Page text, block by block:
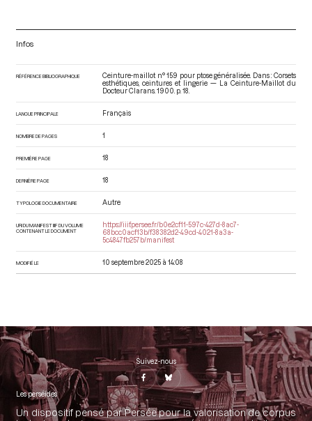
Infos
RÉFÉRENCE BIBLIOGRAPHIQUE
Ceinture-maillot n° 159 pour ptose généralisée. Dans : Corsets
esthétiques, ceintures et lingerie — La Ceinture-Maillot du
Docteur Clarans . 1900. p. 18.
LANGUE PRINCIPALE Français
NOMBRE DE PAGES 1
PREMIÈRE PAGE 18
DERNIÈRE PAGE 18
TYPOLOGIE DOCUMENTAIRE Autre
URI DU MANIFEST IIIF DU VOLUME
CONTENANT LE DOCUMENT
https://iiif.persee.fr/b0e2cf11-597c-427d-8ac7-
68bcc0acf13b/f38382d2-49cd-4021-8a3a-
5c4847fb257b/manifest
MODIFIÉ LE 10 septembre 2025 à 14:08
Suivez-nous
Les perséides
Un dispositif pensé par Persée pour la valorisation de corpus